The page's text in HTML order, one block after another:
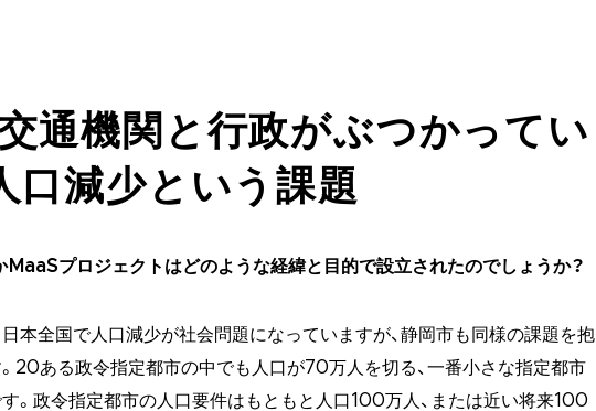
通機関と行政がぶつかってい
口減少という課題
プロジェクトはどのような経緯と目的で設立されたのでしょうか？
日本全国で人口減少が社会問題になっていますが、静岡市も同様の課題を抱
。20ある政令指定都市の中でも人口が70万人を切る、一番小さな指定都市
。政令指定都市の人口要件はもともと人口100万人、または近い将来100